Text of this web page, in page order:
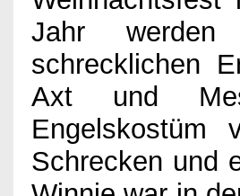
Games
Kino
Bücher
Jahr
schrecklichen
Axt und
Schrecken und